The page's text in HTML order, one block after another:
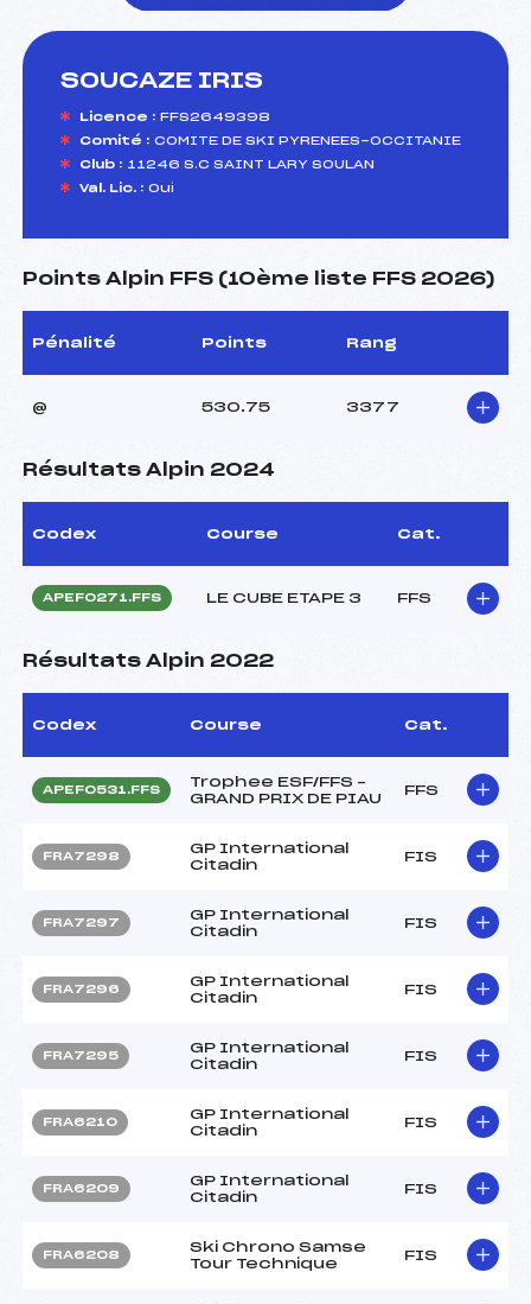
SOUCAZE IRIS
Licence : FFS2649398
Comité : COMITE DE SKI PYRENEES-OCCITANIE
Club : 11246 S.C SAINT LARY SOULAN
Val. Lic. : Oui
Points Alpin FFS (10ème liste FFS 2026)
Pénalité Points Rang
@ 530.75 3377
Résultats Alpin 2024
Codex Course Cat.
APEF0271.FFS LE CUBE ETAPE 3 FFS
Résultats Alpin 2022
Codex Course Cat.
APEF0531.FFS
Trophee ESF/FFS –
GRAND PRIX DE PIAU
FFS
FRA7298
GP International
Citadin
FIS
FRA7297
GP International
Citadin
FIS
FRA7296
GP International
Citadin
FIS
FRA7295
GP International
Citadin
FIS
FRA6210
GP International
Citadin
FIS
FRA6209
GP International
Citadin
FIS
FRA6208
Ski Chrono Samse
Tour Technique
FIS